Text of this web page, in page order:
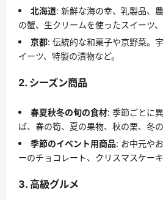
北海道: 新鮮な海の幸、乳製品、
の蟹、生クリームを使ったスイーツ
京都: 伝統的な和菓子や京野菜。
イーツ、特製の漬物など。
2. シーズン商品
春夏秋冬の旬の食材: 季節ごとに
ば、春の筍、夏の果物、秋の栗、冬
季節のイベント用商品: お中元や
ーのチョコレート、クリスマスケーキ
3. 高級グルメ